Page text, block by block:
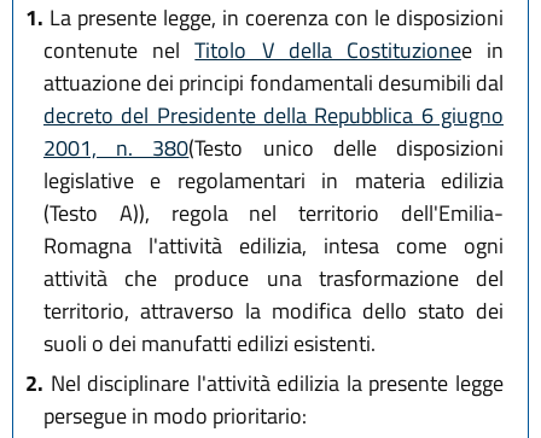
1. La presente legge, in coerenza con le disposizioni
contenute nelTitolo V della Costituzionee in
attuazione dei principi fondamentali desumibili dal
decreto del Presidente della Repubblica 6 giugno
2001, n. 380(Testo unico delle disposizioni
legislative e regolamentari in materia edilizia
(Testo A)), regola nel territorio dell'Emilia-
Romagna l'attività edilizia, intesa come ogni
attività che produce una trasformazione del
territorio, attraverso la modifica dello stato dei
suoli o dei manufatti edilizi esistenti.
2. Nel disciplinare l'attività edilizia la presente legge
persegue in modo prioritario: